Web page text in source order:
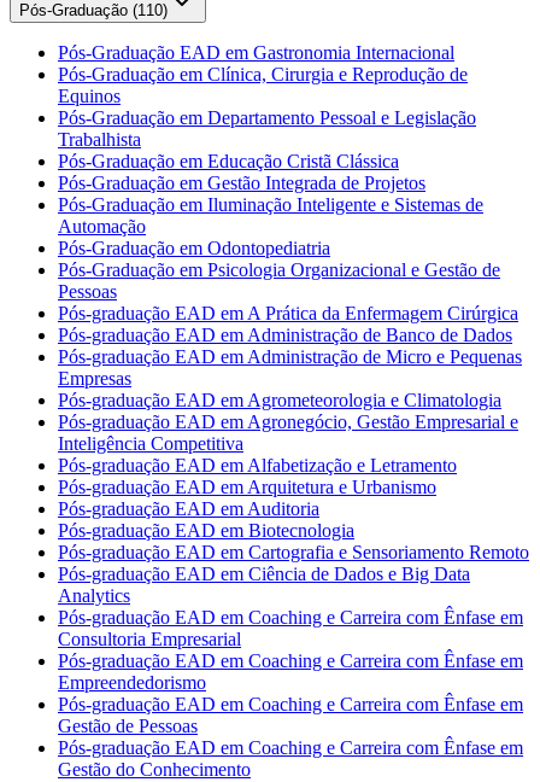
Pós-Graduação (110)
Pós-Graduação EAD em Gastronomia Internacional
Pós-Graduação em Clínica, Cirurgia e Reprodução de
Equinos
Pós-Graduação em Departamento Pessoal e Legislação
Trabalhista
Pós-Graduação em Educação Cristã Clássica
Pós-Graduação em Gestão Integrada de Projetos
Pós-Graduação em Iluminação Inteligente e Sistemas de
Automação
Pós-Graduação em Odontopediatria
Pós-Graduação em Psicologia Organizacional e Gestão de
Pessoas
Pós-graduação EAD em A Prática da Enfermagem Cirúrgica
Pós-graduação EAD em Administração de Banco de Dados
Pós-graduação EAD em Administração de Micro e Pequenas
Empresas
Pós-graduação EAD em Agrometeorologia e Climatologia
Pós-graduação EAD em Agronegócio, Gestão Empresarial e
Inteligência Competitiva
Pós-graduação EAD em Alfabetização e Letramento
Pós-graduação EAD em Arquitetura e Urbanismo
Pós-graduação EAD em Auditoria
Pós-graduação EAD em Biotecnologia
Pós-graduação EAD em Cartografia e Sensoriamento Remoto
Pós-graduação EAD em Ciência de Dados e Big Data
Analytics
Pós-graduação EAD em Coaching e Carreira com Ênfase em
Consultoria Empresarial
Pós-graduação EAD em Coaching e Carreira com Ênfase em
Empreendedorismo
Pós-graduação EAD em Coaching e Carreira com Ênfase em
Gestão de Pessoas
Pós-graduação EAD em Coaching e Carreira com Ênfase em
Gestão do Conhecimento